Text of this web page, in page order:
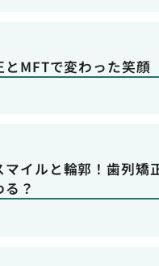
とMFTで変わった笑顔
マイルと輪郭！歯列矯
る？